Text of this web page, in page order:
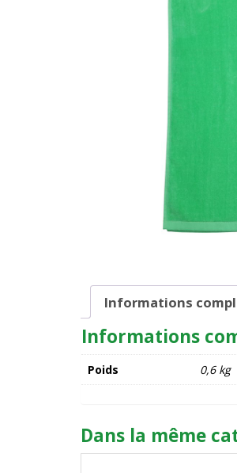
Informations
Informations
Poids 0,6 kg
Dans la même